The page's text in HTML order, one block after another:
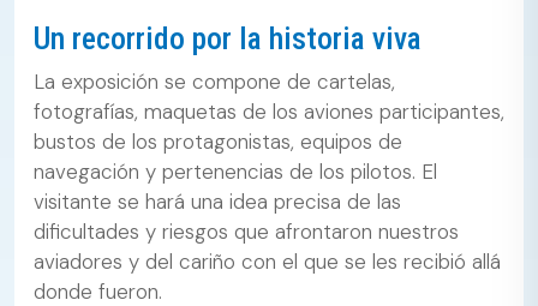
Un recorrido por la historia viva
La exposición se compone de cartelas,
fotografías, maquetas de los aviones participantes,
bustos de los protagonistas, equipos de
navegación y pertenencias de los pilotos. El
visitante se hará una idea precisa de las
dificultades y riesgos que afrontaron nuestros
aviadores y del cariño con el que se les recibió allá
donde fueron.